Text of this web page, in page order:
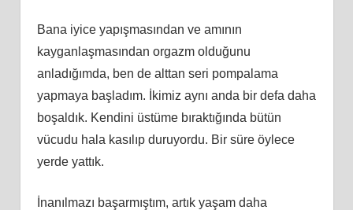
Bana iyice yapışmasından ve amının
kayganlaşmasından orgazm olduğunu
anladığımda, ben de alttan seri pompalama
yapmaya başladım. İkimiz aynı anda bir defa daha
boşaldık. Kendini üstüme bıraktığında bütün
vücudu hala kasılıp duruyordu. Bir süre öylece
yerde yattık.
İnanılmazı başarmıştım, artık yaşam daha